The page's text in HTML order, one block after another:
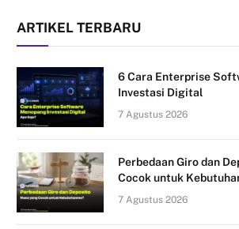
ARTIKEL TERBARU
6 Cara Enterprise
Investasi Digital
7 Agustus 2026
Perbedaan Giro dan
Cocok untuk
7 Agustus 2026